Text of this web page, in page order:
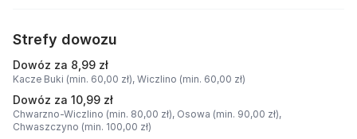
Strefy dowozu
Dowóz za 8,99 zł
Kacze Buki (min. 60,00 zł), Wiczlino (min. 60,00 zł)
Dowóz za 10,99 zł
Chwarzno-Wiczlino (min. 80,00 zł), Osowa (min. 90,00 zł),
Chwaszczyno (min. 100,00 zł)